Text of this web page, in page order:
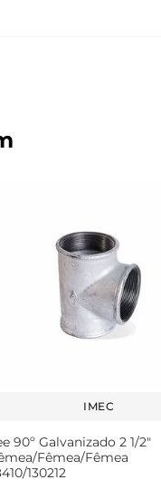
IMEC
90º Galvanizado 2 1/2"
Fêmea/Fêmea
130212